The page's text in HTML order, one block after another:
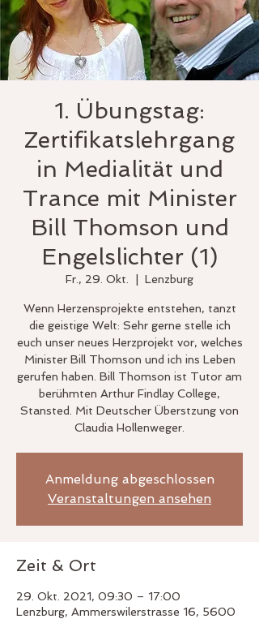
1. Übungstag:
Zertifikatslehrgang
in Medialität und
Trance mit Minister
Bill Thomson und
Engelslichter (1)
Fr., 29. Okt. Lenzburg
Wenn Herzensprojekte entstehen, tanzt
die geistige Welt: Sehr gerne stelle ich
euch unser neues Herzprojekt vor, welches
Minister Bill Thomson und ich ins Leben
gerufen haben. Bill Thomson ist Tutor am
berühmten Arthur Findlay College,
Stansted. Mit Deutscher Überstzung von
Claudia Hollenweger.
Anmeldung abgeschlossen
Veranstaltungen ansehen
Zeit & Ort
29. Okt. 2021, 09:30 – 17:00
Lenzburg, Ammerswilerstrasse 16, 5600